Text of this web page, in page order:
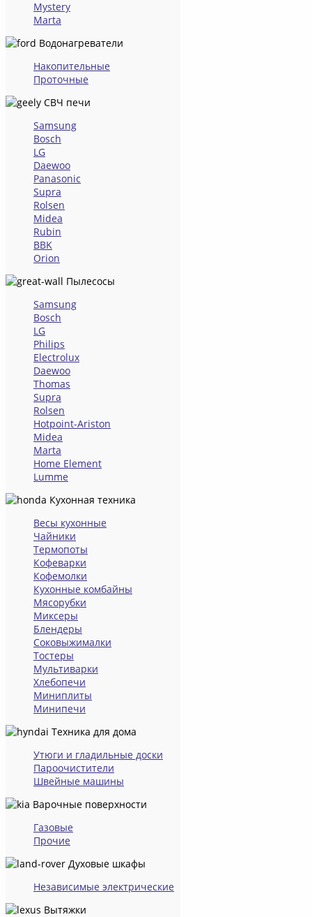
Mystery
Marta
Водонагреватели
Накопительные
Проточные
СВЧ печи
Samsung
Bosch
LG
Daewoo
Panasonic
Supra
Rolsen
Midea
Rubin
BBK
Orion
Пылесосы
Samsung
Bosch
LG
Philips
Electrolux
Daewoo
Thomas
Supra
Rolsen
Hotpoint-Ariston
Midea
Marta
Home Element
Lumme
Кухонная техника
Весы кухонные
Чайники
Термопоты
Кофеварки
Кофемолки
Кухонные комбайны
Мясорубки
Миксеры
Блендеры
Соковыжималки
Тостеры
Мультиварки
Хлебопечи
Миниплиты
Минипечи
Техника для дома
Утюги и гладильные доски
Пароочистители
Швейные машины
Варочные поверхности
Газовые
Прочие
Духовые шкафы
Независимые электрические
Вытяжки